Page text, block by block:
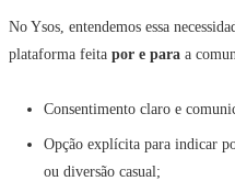
No Ysos, entendemos essa
plataforma feita por e para a
Consentimento claro e
Opção explícita para indicar
ou diversão casual;